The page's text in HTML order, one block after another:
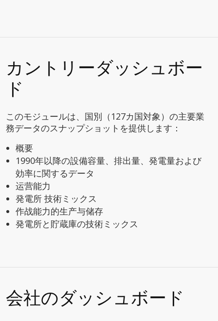
カントリーダッシュボー
ド
このモジュールは、国別（127カ国対象）の主要業
務データのスナップショットを提供します：
概要
1990年以降の設備容量、排出量、発電量および
効率に関するデータ
运营能力
発電所 技術ミックス
作战能力的生产与储存
発電所と貯蔵庫の技術ミックス
会社のダッシュボード